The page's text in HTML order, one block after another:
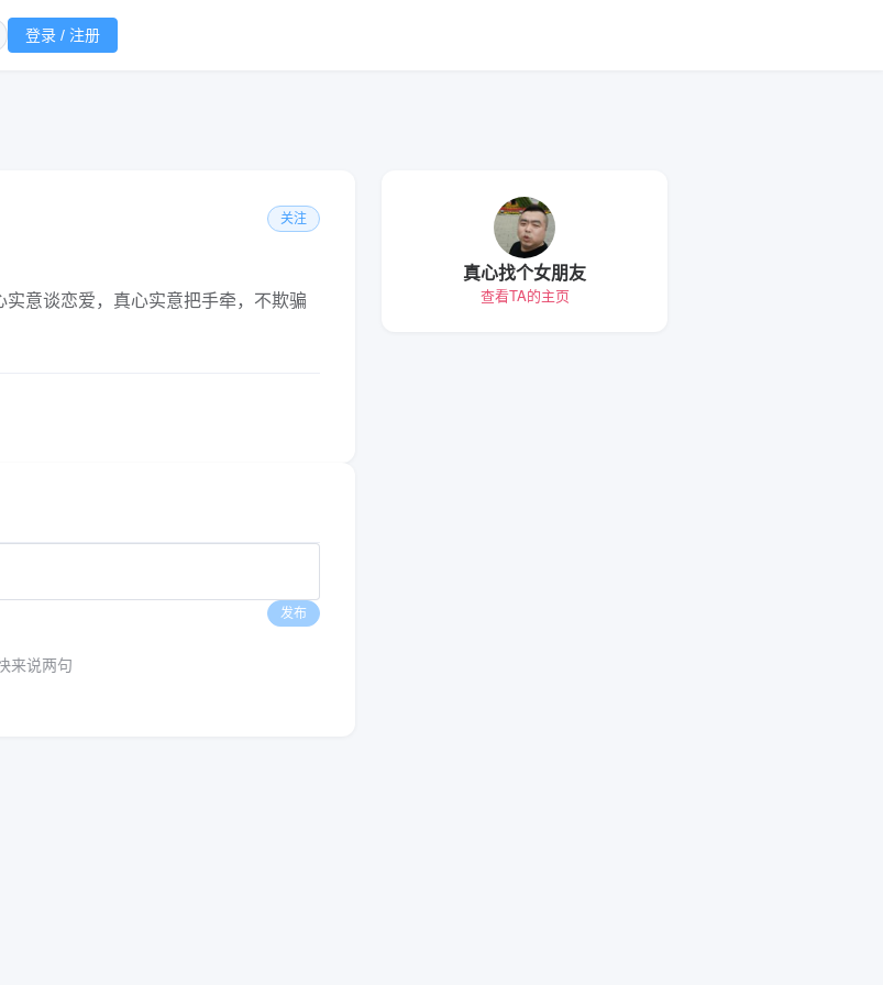
登录 / 注册
关注
意谈恋爱，真心实意把手牵，不欺骗
发布
来说两句
真心找个女朋友
查看TA的主页